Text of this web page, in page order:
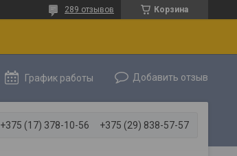
Корзина
289 отзывов
График работы Добавить отзыв
+375 (17) 378-10-56 +375 (29) 838-57-57